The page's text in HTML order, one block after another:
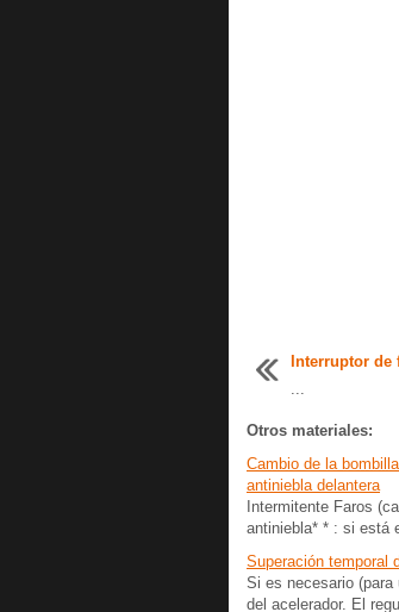
Interruptor
...
Otros materiales:
Cambio de la
antiniebla delantera
Intermitente Faros
antiniebla* * : si está
Superación temporal
Si es necesario (para
del acelerador. El